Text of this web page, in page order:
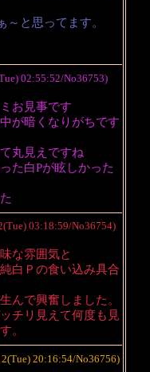
～と思ってます。
02:55:52/No36753)
お見事です
が暗くなりがちです
丸見えですね
た白Pが眩しかった
03:18:59/No36754)
な雰囲気と
白Ｐの食い込み具合
んで興奮しました。
チリ見えて何度も見
。
20:16:54/No36756)